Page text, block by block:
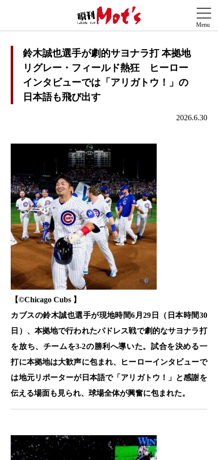
鈴木誠也選手が劇的サヨナラ打 本拠地
リグレー・フィールド熱狂 ヒーロー
インタビューでは「アリガトウ！」の
日本語も飛び出す
2026.6.30
【©️Chicago Cubs 】
カブスの鈴木誠也選手が現地時間6月29日（日本時間30
日）、本拠地で行われたパドレス戦で劇的なサヨナラ打
を放ち、チームを3-2の勝利へ導いた。試合を決める一
打に本拠地は大歓声に包まれ、ヒーローインタビューで
は地元リポーターが日本語で「アリガトウ！」と感謝を
伝える場面も見られ、球場全体が興奮に包まれた。